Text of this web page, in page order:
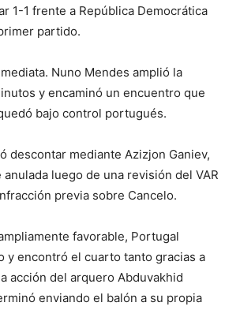
1-1 frente a República Democrática
partido.
Nuno Mendes amplió la
y encaminó un encuentro que
bajo control portugués.
descontar mediante Azizjon Ganiev,
luego de una revisión del VAR
previa sobre Cancelo.
favorable, Portugal
y encontró el cuarto tanto gracias a
acción del arquero Abduvakhid
enviando el balón a su propia